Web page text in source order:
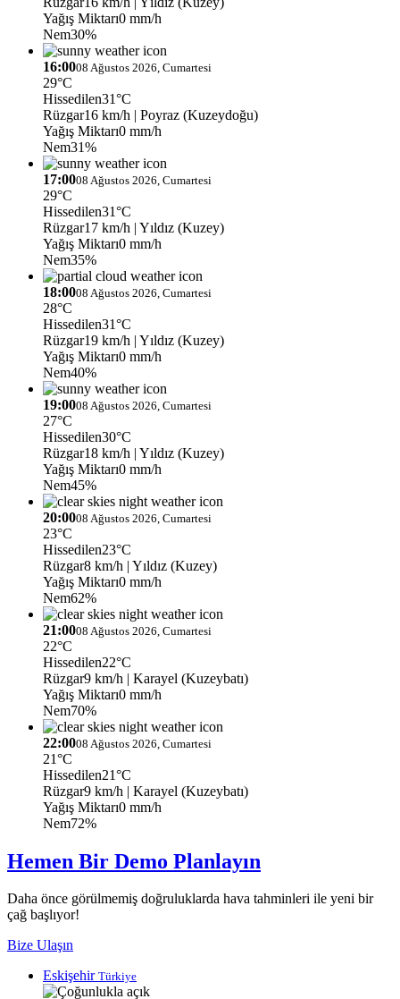
Yağış Miktarı0 mm/h
Nem30%
16:0008 Ağustos 2026, Cumartesi
29°C
Hissedilen31°C
Rüzgar16 km/h | Poyraz (Kuzeydoğu)
Yağış Miktarı0 mm/h
Nem31%
17:0008 Ağustos 2026, Cumartesi
29°C
Hissedilen31°C
Rüzgar17 km/h | Yıldız (Kuzey)
Yağış Miktarı0 mm/h
Nem35%
18:0008 Ağustos 2026, Cumartesi
28°C
Hissedilen31°C
Rüzgar19 km/h | Yıldız (Kuzey)
Yağış Miktarı0 mm/h
Nem40%
19:0008 Ağustos 2026, Cumartesi
27°C
Hissedilen30°C
Rüzgar18 km/h | Yıldız (Kuzey)
Yağış Miktarı0 mm/h
Nem45%
20:0008 Ağustos 2026, Cumartesi
23°C
Hissedilen23°C
Rüzgar8 km/h | Yıldız (Kuzey)
Yağış Miktarı0 mm/h
Nem62%
21:0008 Ağustos 2026, Cumartesi
22°C
Hissedilen22°C
Rüzgar9 km/h | Karayel (Kuzeybatı)
Yağış Miktarı0 mm/h
Nem70%
22:0008 Ağustos 2026, Cumartesi
21°C
Hissedilen21°C
Rüzgar9 km/h | Karayel (Kuzeybatı)
Yağış Miktarı0 mm/h
Nem72%
Hemen Bir Demo Planlayın
Daha önce görülmemiş doğruluklarda hava tahminleri ile yeni bir
çağ başlıyor!
Bize Ulaşın
Eskişehir Türkiye